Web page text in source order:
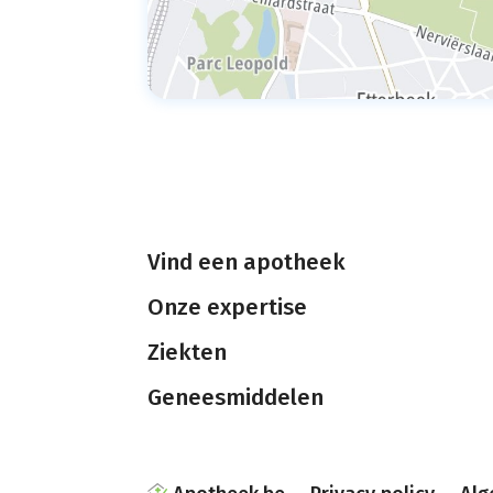
Vind een apotheek
Onze expertise
Ziekten
Geneesmiddelen